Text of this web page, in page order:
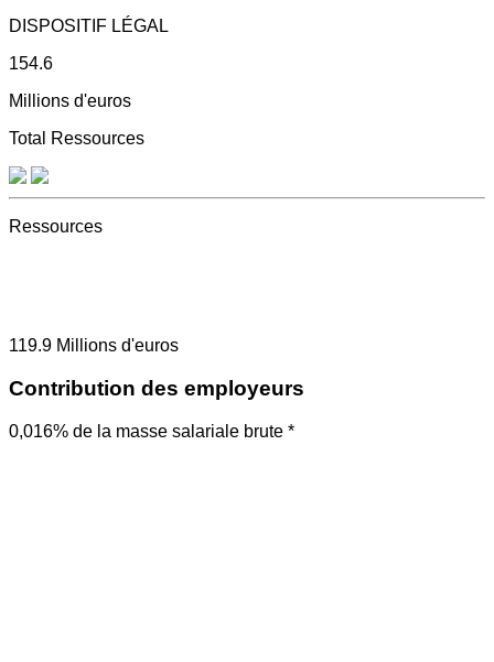
DISPOSITIF LÉGAL
154.6
Millions d'euros
Total Ressources
Ressources
119.9 Millions d'euros
Contribution des employeurs
0,016% de la masse salariale brute *